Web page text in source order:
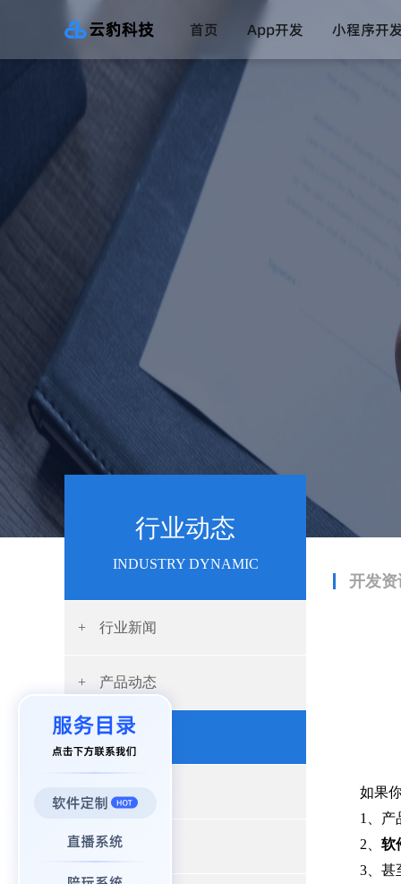
首页 App开发 小程序开
行业动态
INDUSTRY DYNAMIC
+ 行业新闻
+ 产品动态
+ 开发资讯
+ 小程序开发
开发资
如果
1、产
2、 软
3、甚